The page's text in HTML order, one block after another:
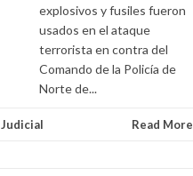
explosivos y fusiles fueron
usados en el ataque
terrorista en contra del
Comando de la Policía de
Norte de...
Judicial Read More